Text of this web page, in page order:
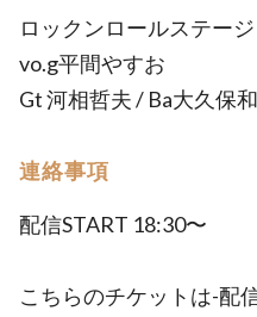
ロックンロールステージ
vo.g平間やすお
Gt 河相哲夫 / Ba大久保
連絡事項
配信START 18:30〜
こちらのチケットは-配